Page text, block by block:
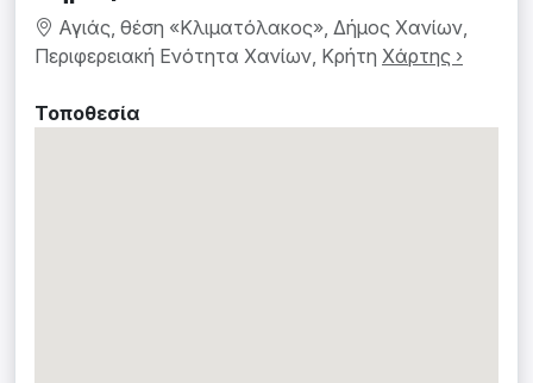
Αγιάς, θέση «Κλιματόλακος», Δήμος Χανίων,
Περιφερειακή Ενότητα Χανίων, Κρήτη Χάρτης ›
Τοποθεσία